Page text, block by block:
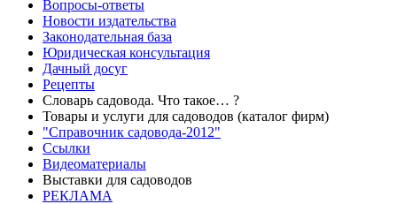
Вопросы-ответы
Новости издательства
Законодательная база
Юридическая консультация
Дачный досуг
Рецепты
Словарь садовода. Что такое… ?
Товары и услуги для садоводов (каталог фирм)
"Справочник садовода-2012"
Ссылки
Видеоматериалы
Выставки для садоводов
РЕКЛАМА